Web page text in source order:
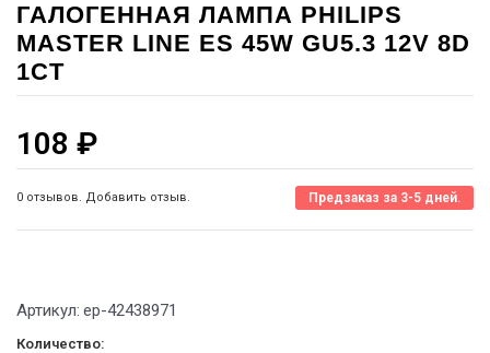
ГАЛОГЕННАЯ ЛАМПА PHILIPS
MASTER LINE ES 45W GU5.3 12V 8D
1CT
108 ₽
0 отзывов. Добавить отзыв. Предзаказ за 3-5 дней.
Артикул: ep-42438971
Количество: